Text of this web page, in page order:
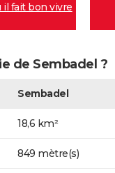
il fait bon vivre
de Sembadel ?
Sembadel
18,6 km²
849 mètre(s)